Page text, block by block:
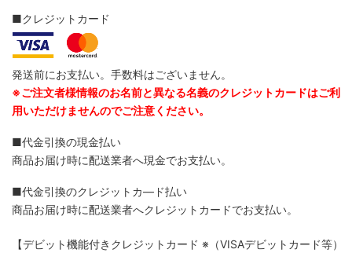
■クレジットカード
発送前にお支払い。手数料はございません。
※ご注文者様情報のお名前と異なる名義のクレジットカードはご利
用いただけませんのでご注意ください。
■代金引換の現金払い
商品お届け時に配送業者へ現金でお支払い。
■代金引換のクレジットカ―ド払い
商品お届け時に配送業者へクレジットカードでお支払い。
【デビット機能付きクレジットカード ※（VISAデビットカード等）